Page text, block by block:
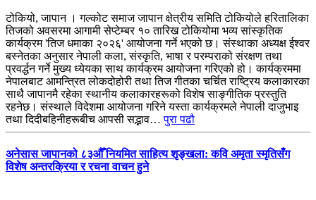
टोकियो, जापान । गल्कोट समाज जापान क्षेत्रीय समिति टोकियोले हरितालिका
तिजको अवसरमा आगामी सेप्टेम्बर १० तारिख टोकियोमा भव्य सांस्कृतिक
कार्यक्रम 'तिज धमाका २०२६' आयोजना गर्ने भएको छ। संस्थाका अध्यक्ष ईश्वर
बस्नेतका अनुसार नेपाली कला, संस्कृति, भाषा र परम्पराको संरक्षण तथा
प्रवर्द्धन गर्ने मुख्य ध्येयका साथ कार्यक्रम आयोजना गरिएको हो। कार्यक्रममा
नेपालबाट आमन्त्रित लोकदोहोरी तथा तिज गीतका चर्चित राष्ट्रिय कलाकारका
साथै जापानमै रहेका स्थानीय कलाकारहरूको विशेष साङ्गीतिक प्रस्तुति
रहनेछ। संस्थाले विदेशमा आयोजना गरिने यस्ता कार्यक्रमले नेपाली दाजुभाइ
तथा दिदीबहिनीहरूबीच आपसी सद्भाव…पुरा पढौ
अनेसास जापानको ८३औँ नियमित साहित्य शृङ्खला: कवि अमृता स्मृतिसँग
विशेष अन्तरक्रिया र रचना वाचन हुने